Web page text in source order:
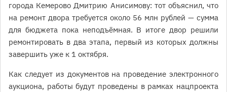
города Кемерово Дмитрию Анисимову: тот объяснил, что
на ремонт двора требуется около 56 млн рублей — сумма
для бюджета пока неподъёмная. В итоге двор решили
ремонтировать в два этапа, первый из которых должны
завершить уже к 1 октября.
Как следует из документов на проведение электронного
аукциона, работы будут проведены в рамках нацпроекта